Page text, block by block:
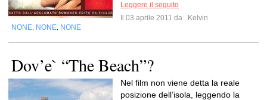
Leggere il seguito
Il 03 aprile 2011 da
Kelvin
NONE NONE NONE
Dov’e` “The Beach”?
Nel film non viene detta la reale
posizione dell’isola, leggendo la